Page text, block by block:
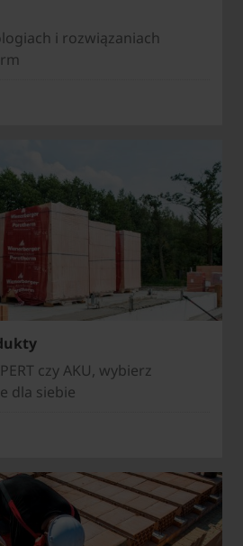
i rozwiązaniach
czy AKU, wybierz
dla siebie